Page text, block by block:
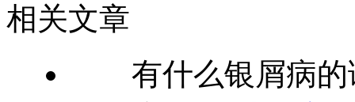
相关文章
有什么银屑病的